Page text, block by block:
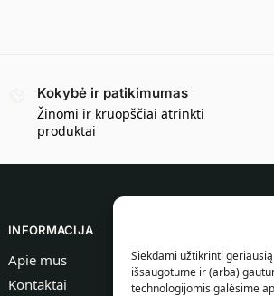
Siekdami užtikrinti
išsaugotume ir (arba)
technologijomis galėsime
Kokybė ir patikimumas
Žinomi ir kruopščiai atrinkti
produktai
INFORMACIJA
Apie mus
Kontaktai